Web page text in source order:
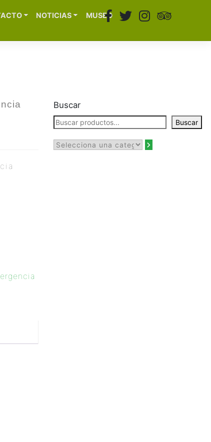
NOTICIAS MUSEO
Buscar
Buscar